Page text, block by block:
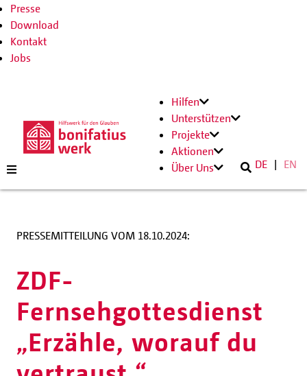
Presse
Download
Kontakt
Jobs
Hilfen
Unterstützen
Projekte
Aktionen
Über Uns
DE EN
PRESSEMITTEILUNG VOM 18.10.2024:
ZDF-
Fernsehgottesdienst
„Erzähle, worauf du